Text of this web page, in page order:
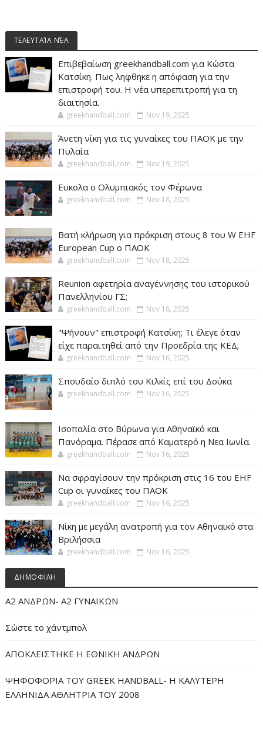
ΤΕΛΕΥΤΑΊΑ ΝΈΑ
Επιβεβαίωση greekhandball.com για Κώστα
Κατσίκη. Πως ληφθηκε η απόφαση για την
επιστροφή του. Η νέα υπερεπιτροπή για τη
διαιτησία.
greekhandball.com Nov 19, 2025
Άνετη νίκη για τις γυναίκες του ΠΑΟΚ με την
Πυλαία
greekhandball.com Nov 19, 2025
Ευκολα ο Ολυμπιακός τον Φέρωνα
greekhandball.com Nov 18, 2025
Βατή κλήρωση για πρόκριση στους 8 του W EHF
European Cup ο ΠΑΟΚ
greekhandball.com Nov 18, 2025
Reunion αφετηρία αναγέννησης του ιστορικού
Πανελληνίου ΓΣ;
greekhandball.com Nov 18, 2025
"Ψήνουν" επιστροφή Κατσίκη; Τι έλεγε όταν
είχε παραιτηθεί από την Προεδρία της ΚΕΔ;
greekhandball.com Nov 16, 2025
Σπουδαίο διπλό του Κιλκίς επί του Δούκα
greekhandball.com Nov 16, 2025
Ισοπαλία στο Βύρωνα για Αθηναϊκό και
Πανόραμα. Πέρασε από Καματερό η Νεα Ιωνία.
greekhandball.com Nov 16, 2025
Να σφραγίσουν την πρόκριση στις 16 του EHF
Cup οι γυναίκες του ΠΑΟΚ
greekhandball.com Nov 16, 2025
Νίκη με μεγάλη ανατροπή για τον Αθηναϊκό στα
Βριλήσσια
greekhandball.com Nov 16, 2025
ΔΗΜΟΦΙΛΗ
Α2 ΑΝΔΡΩΝ- Α2 ΓΥΝΑΙΚΩΝ
Σώστε το χάντμπολ
ΑΠΟΚΛΕΙΣΤΗΚΕ Η ΕΘΝΙΚΗ ΑΝΔΡΩΝ
ΨΗΦΟΦΟΡΙΑ ΤΟΥ GREEK HANDBALL- H ΚΑΛΥΤΕΡΗ
ΕΛΛΗΝΙΔΑ ΑΘΛΗΤΡΙΑ ΤΟΥ 2008